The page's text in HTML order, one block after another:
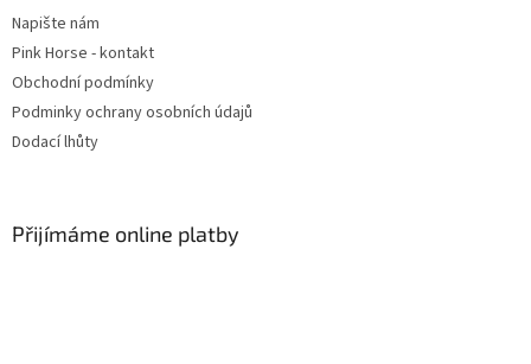
Napište nám
Pink Horse - kontakt
Obchodní podmínky
Podminky ochrany osobních údajů
Dodací lhůty
Přijímáme online platby